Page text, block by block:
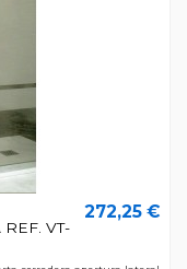
VT-
272,25 €